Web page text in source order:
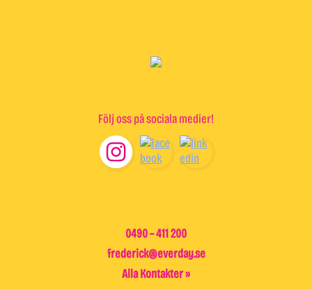
Följ oss på sociala medier!
Footer
0490 – 411 200
frederick@everday.se
Alla Kontakter »